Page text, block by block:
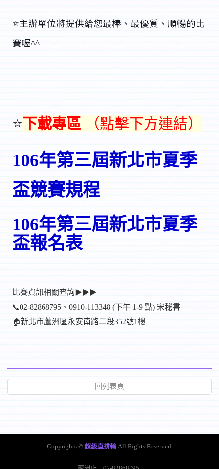
⭐主辦單位將提供給您最棒、最優質、順暢的比
賽喔^^
⭐下載專區 （點擊下方連結）
106年第三屆新北市夏季
盃競賽規程
106年第三屆新北市夏季
盃報名表
比賽資訊相關查詢▶▶▶
📞02-82868795、0910-113348 (下午 1-9 點) 宋秘書
🏠新北市蘆洲區永安南路二段352號1樓
回列表頁
Copyrights © 超級直排輪All Rights Reserved.